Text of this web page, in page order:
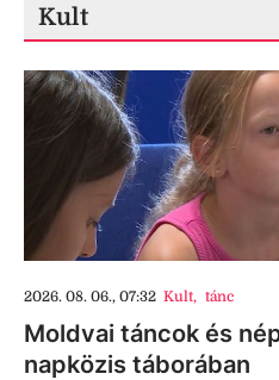
Kult
2026. 08. 06., 07:32 Kult, tánc
Moldvai táncok és
napközis táborában